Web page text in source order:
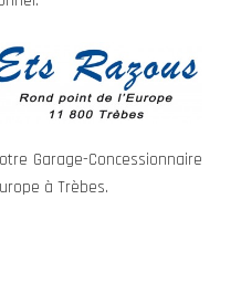
Garage-Concessionnaire
à Trèbes.